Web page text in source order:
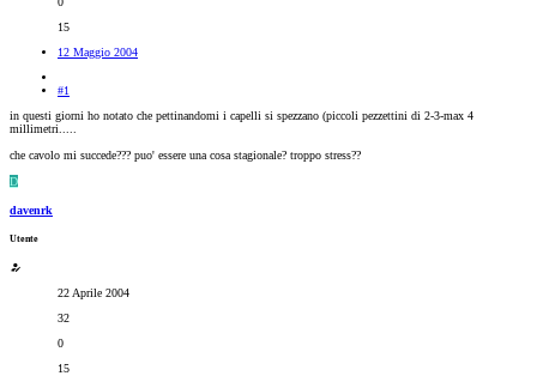
15
12 Maggio 2004
#1
in questi giorni ho notato che pettinandomi i capelli si spezzano (piccoli pezzettini di 2-3-max 4
millimetri.....
che cavolo mi succede??? puo' essere una cosa stagionale? troppo stress??
D
davenrk
Utente
22 Aprile 2004
32
0
15